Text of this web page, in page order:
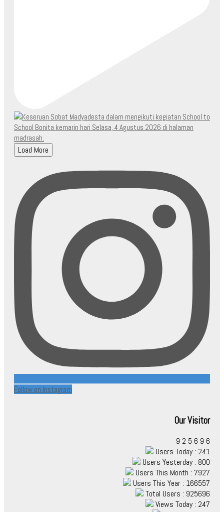
Load More
Follow on Instagram
Our Visitor
9 2 5 6 9 6
Users Today : 241
Users Yesterday : 800
Users This Month : 7927
Users This Year : 166557
Total Users : 925696
Views Today : 247